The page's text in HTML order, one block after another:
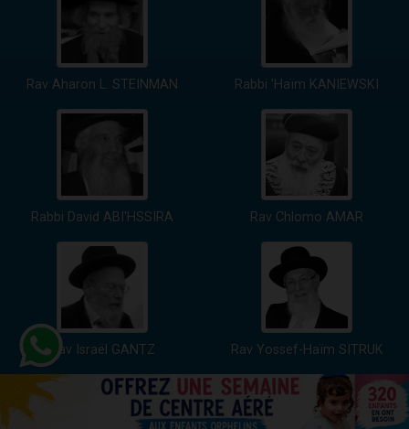
Rav Aharon L. STEINMAN Rabbi 'Haïm KANIEWSKI
Rabbi David ABI'HSSIRA Rav Chlomo AMAR
Rav Israël GANTZ Rav Yossef-Haïm SITRUK